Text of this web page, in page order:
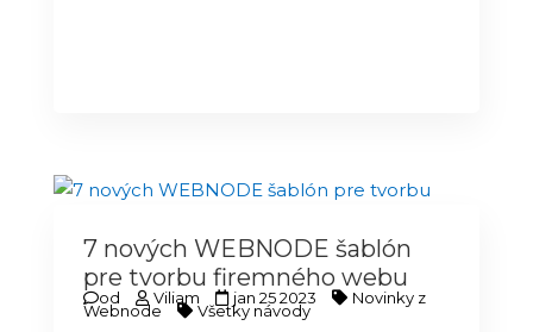
7 nových WEBNODE šablón
pre tvorbu firemného webu
od Viliam jan 25 2023 Novinky z
Webnode Všetky návody